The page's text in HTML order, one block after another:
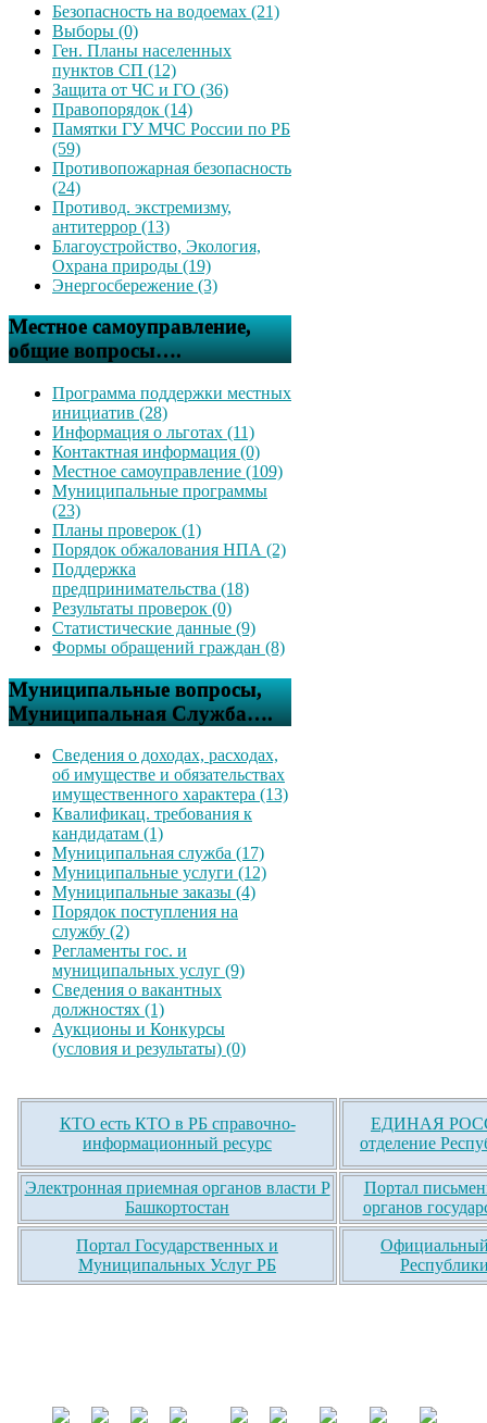
Безопасность на водоемах (21)
Выборы (0)
Ген. Планы населенных
пунктов СП (12)
Защита от ЧС и ГО (36)
Правопорядок (14)
Памятки ГУ МЧС России по РБ
(59)
Противопожарная безопасность
(24)
Противод. экстремизму,
антитеррор (13)
Благоустройство, Экология,
Охрана природы (19)
Энергосбережение (3)
Местное самоуправление,
общие вопросы….
Программа поддержки местных
инициатив (28)
Информация о льготах (11)
Контактная информация (0)
Местное самоуправление (109)
Муниципальные программы
(23)
Планы проверок (1)
Порядок обжалования НПА (2)
Поддержка
предпринимательства (18)
Результаты проверок (0)
Статистические данные (9)
Формы обращений граждан (8)
Муниципальные вопросы,
Муниципальная Служба….
Сведения о доходах, расходах,
об имуществе и обязательствах
имущественного характера (13)
Квалификац. требования к
кандидатам (1)
Муниципальная служба (17)
Муниципальные услуги (12)
Муниципальные заказы (4)
Порядок поступления на
службу (2)
Регламенты гос. и
муниципальных услуг (9)
Сведения о вакантных
должностях (1)
Аукционы и Конкурсы
(условия и результаты) (0)
КТО есть КТО в РБ справочно-
информационный ресурс
ЕДИНАЯ
отделение
Электронная приемная органов власти Р
Башкортостан
Портал
органов
Портал Государственных и
Муниципальных Услуг РБ
Официальный